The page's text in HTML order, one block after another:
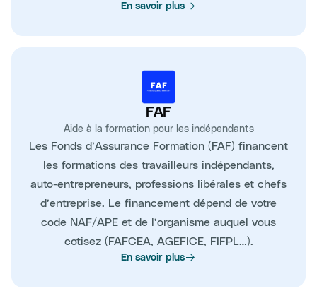
En savoir plus
FAF
Aide à la formation pour les indépendants
Les Fonds d’Assurance Formation (FAF) financent
les formations des travailleurs indépendants,
auto-entrepreneurs, professions libérales et chefs
d’entreprise. Le financement dépend de votre
code NAF/APE et de l’organisme auquel vous
cotisez (FAFCEA, AGEFICE, FIFPL…).
En savoir plus